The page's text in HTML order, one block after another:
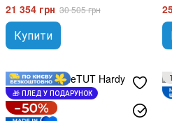
21 354 грн 30 505 грн
Купити
🎁 ПЛЕД У ПОДАРУНОК